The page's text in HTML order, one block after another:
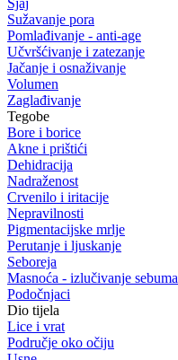
Sjaj
Sužavanje pora
Pomlađivanje - anti-age
Učvršćivanje i zatezanje
Jačanje i osnaživanje
Volumen
Zaglađivanje
Tegobe
Bore i borice
Akne i prištići
Dehidracija
Nadraženost
Crvenilo i iritacije
Nepravilnosti
Pigmentacijske mrlje
Perutanje i ljuskanje
Seboreja
Masnoća - izlučivanje sebuma
Podočnjaci
Dio tijela
Lice i vrat
Područje oko očiju